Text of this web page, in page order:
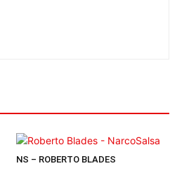
NS – ROBERTO BLADES